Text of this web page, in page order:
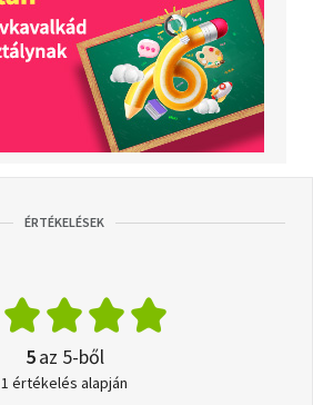
ÉRTÉKELÉSEK
5az 5-ből
1 értékelés alapján